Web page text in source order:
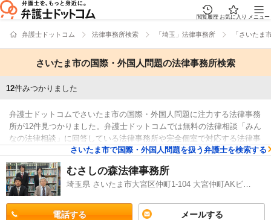
閲覧履歴 お気に入り メニュー
弁護士ドットコム 法律事務所検索 「埼玉」法律事務所 「さいたま
さいたま市の国際・外国人問題の法律事務所検索
弁護士ドットコムでさいたま市の国際・外国人問題に注力する法律事務
所が12件見つかりました。弁護士ドットコムでは無料の法律相談「みん
なの法律相談」に回答している法律事務所や完全個室で対応する法律事
務所などがございます。そのため、例えば「国際・外国人で強い法律事
務所や口コミの評価が良い法律事務所の選び方などの情報はリサーチし
たけど、さいたま市周辺の法律事務所を自宅からの距離で比較したい」
などのニーズにも対応することができます。国際・外国人で心配事があ
野などの条件を考慮して、自分に合った法律事務所に相談をしてみるこ
12件みつかりました
さいたま市で国際・外国人問題を扱う弁護士を検索する
検索結果
むさしの森法律事務所
電話する メールする